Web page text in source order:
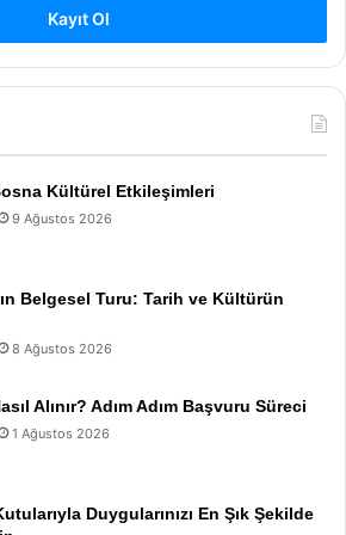
Kayıt Ol
Kültürel Etkileşimleri
9 Ağustos 2026
Belgesel Turu: Tarih ve Kültürün
8 Ağustos 2026
Alınır? Adım Adım Başvuru Süreci
1 Ağustos 2026
Duygularınızı En Şık Şekilde